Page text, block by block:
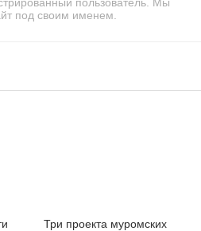
под своим именем.
Три проекта муромских